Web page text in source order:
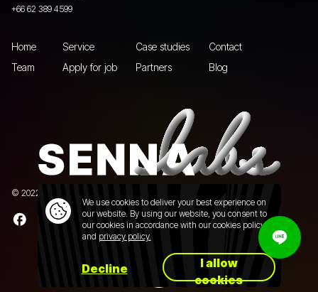
We use cookies to deliver your best experience on
our website. By using our website, you consent to
our cookies in accordance with our cookies policy
and privacy policy.
Decline
I allow
cookies
+66 62 389 4599
Home Service Case studies
Contact
Team
Apply for job Partners Blog
© 2022 Senna Labs Co., Ltd.All rights reserved. |